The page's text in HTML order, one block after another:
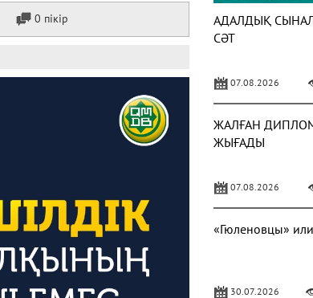
0 пікір
АДАЛДЫҚ
СӘТ
07.08.2026
ЖАЛҒАН
ЖЫҒАДЫ
07.08.2026
«Гюленовцы»
30.07.2026